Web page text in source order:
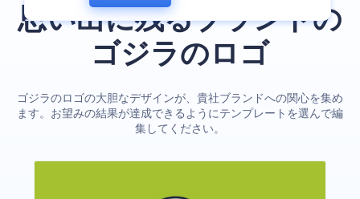
思い出に残るブランドの
ゴジラのロゴ
ゴジラのロゴの大胆なデザインが、貴社ブランドへの関心を集め
ます。お望みの結果が達成できるようにテンプレートを選んで編
集してください。